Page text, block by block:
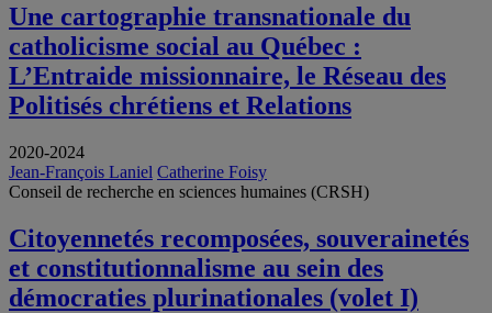
Une cartographie transnationale du
catholicisme social au Québec :
L’Entraide missionnaire, le Réseau des
Politisés chrétiens et Relations
2020-2024
Jean-François Laniel Catherine Foisy
Conseil de recherche en sciences humaines (CRSH)
Citoyennetés recomposées, souverainetés
et constitutionnalisme au sein des
démocraties plurinationales (volet I)